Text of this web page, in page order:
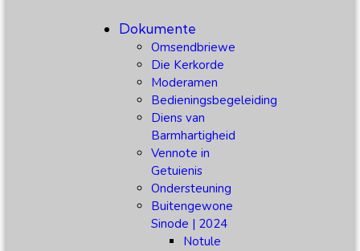
Dokumente
Omsendbriewe
Die Kerkorde
Moderamen
Bedieningsbegeleiding
Diens van
Barmhartigheid
Vennote in
Getuienis
Ondersteuning
Buitengewone
Sinode | 2024
Notule